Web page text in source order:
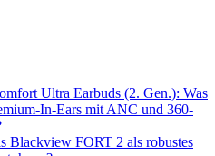
Ultra Earbuds (2. Gen.): Was
In-Ears mit ANC und 360-
Blackview FORT 2 als robustes